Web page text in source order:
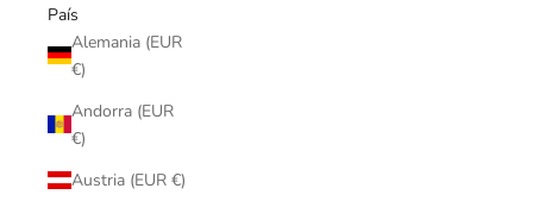
País
Alemania (EUR
€)
Andorra (EUR
€)
Austria (EUR €)